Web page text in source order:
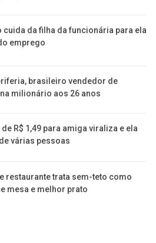
cuida da filha da funcionária para ela
emprego
brasileiro vendedor de
milionário aos 26 anos
R$ 1,49 para amiga viraliza e ela
várias pessoas
restaurante trata sem-teto como
mesa e melhor prato